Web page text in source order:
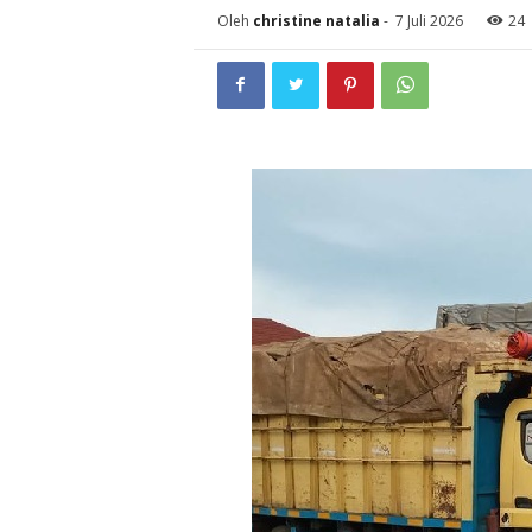
Oleh christine natalia - 7 Juli 2026 24